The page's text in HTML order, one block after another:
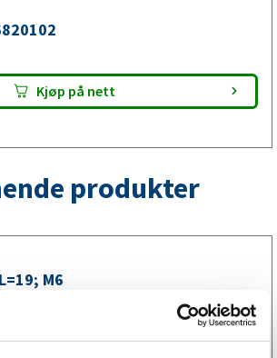
Kjøp på nett
produkter
M6
Kjøp på nett